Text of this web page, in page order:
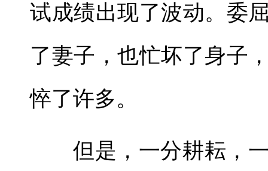
试成绩出现了波动。委
了妻子，也忙坏了身子
悴了许多。
但是，一分耕耘，